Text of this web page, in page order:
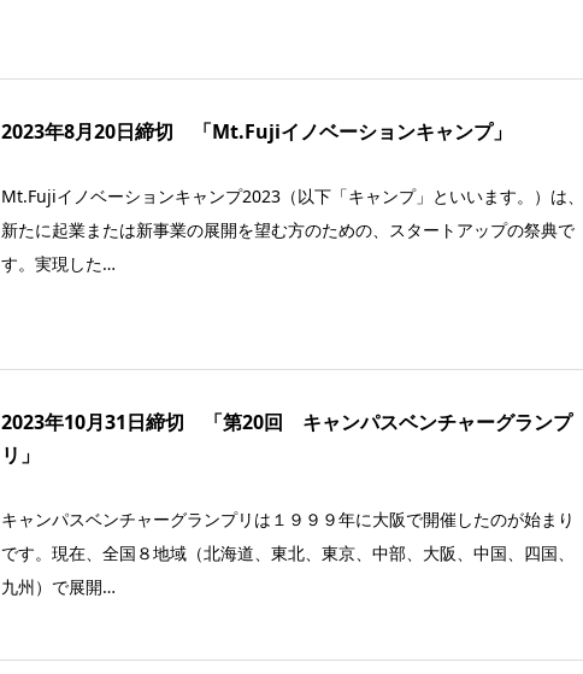
2023年8月20日締切 「Mt.Fujiイノベーションキャンプ」
Mt.Fujiイノベーションキャンプ2023（以下「キャンプ」といいます。）は
新たに起業または新事業の展開を望む方のための、スタートアップの祭典で
す。実現した…
2023年10月31日締切 「第20回 キャンパスベンチャーグランプ
リ」
キャンパスベンチャーグランプリは１９９９年に大阪で開催したのが始まり
です。現在、全国８地域（北海道、東北、東京、中部、大阪、中国、四国、
九州）で展開…